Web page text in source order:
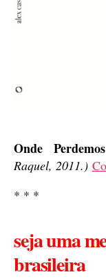
Onde
Raquel, 2011.)
* * *
seja uma
brasileira